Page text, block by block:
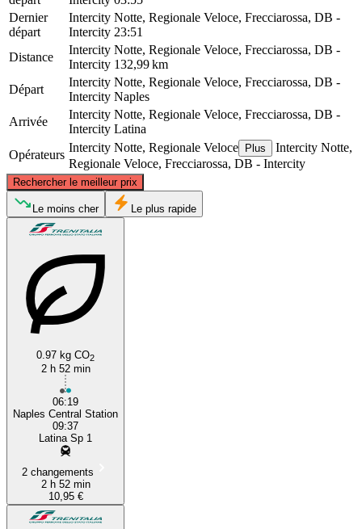
Dernier
départ
Intercity Notte, Regionale Veloce, Frecciarossa, DB -
Intercity 23:51
Distance
Intercity Notte, Regionale Veloce, Frecciarossa, DB -
Intercity 132,99 km
Départ
Intercity Notte, Regionale Veloce, Frecciarossa, DB -
Intercity Naples
Arrivée
Intercity Notte, Regionale Veloce, Frecciarossa, DB -
Intercity Latina
Opérateurs
Intercity Notte, Regionale Veloce Plus
Intercity Notte,
Regionale Veloce, Frecciarossa, DB - Intercity
Rechercher le meilleur prix
Latina
©CARTO, © OpenStreetMapcontributors
Le moins cher Le plus rapide
0.97 kg CO2
2 h 52 min
06:19
Naples Central Station
09:37
Latina Sp 1
2 changements
2 h 52 min
10,95 €